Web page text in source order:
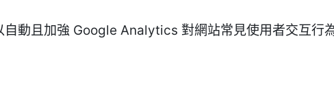
動且加強 Google Analytics 對網站常見使用者交互行